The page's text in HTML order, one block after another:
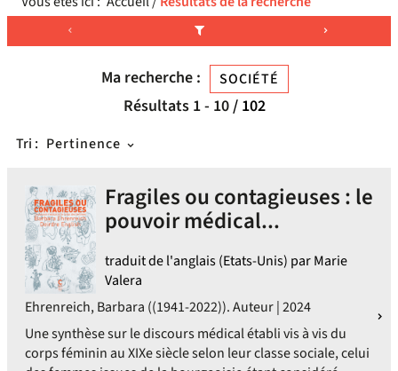
Ma recherche : SOCIÉTÉ
Résultats 1- 10/ 102
Tri : Pertinence
Fragiles ou contagieuses : le
pouvoir médical...
traduit de l'anglais (Etats-Unis) par Marie
Valera
Ehrenreich, Barbara ((1941-2022)). Auteur | 2024
Une synthèse sur le discours médical établi vis à vis du
corps féminin au XIXe siècle selon leur classe sociale, celui